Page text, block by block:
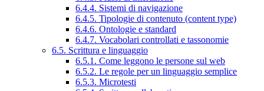
6.4.4. Sistemi di navigazione
6.4.5. Tipologie di contenuto (content type)
6.4.6. Ontologie e standard
6.4.7. Vocabolari controllati e tassonomie
6.5. Scrittura e linguaggio
6.5.1. Come leggono le persone sul web
6.5.2. Le regole per un linguaggio semplice
6.5.3. Microtesti